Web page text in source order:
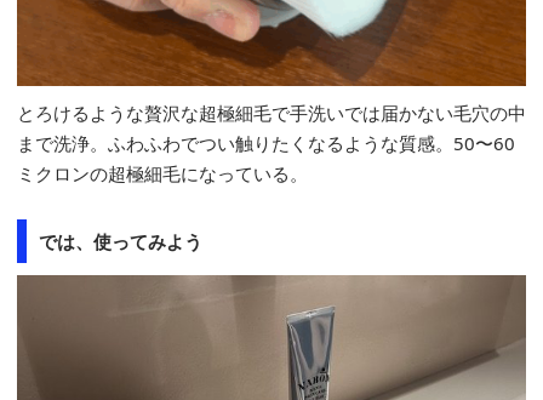
とろけるような贅沢な超極細毛で手洗いでは届かない毛穴の中
まで洗浄。ふわふわでつい触りたくなるような質感。50〜60
ミクロンの超極細毛になっている。
では、使ってみよう